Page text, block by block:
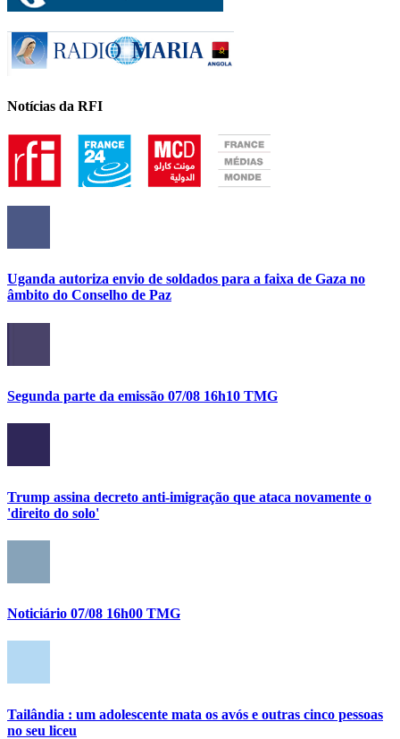
Notícias da RFI
Uganda autoriza envio de soldados para a faixa de Gaza no
âmbito do Conselho de Paz
Segunda parte da emissão 07/08 16h10 TMG
Trump assina decreto anti-imigração que ataca novamente o
'direito do solo'
Noticiário 07/08 16h00 TMG
Tailândia : um adolescente mata os avós e outras cinco pessoas
no seu liceu